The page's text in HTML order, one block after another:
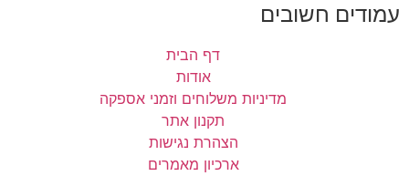
עמודים חשובים
דף הבית
אודות
מדיניות משלוחים וזמני אספקה
תקנון אתר
הצהרת נגישות
ארכיון מאמרים